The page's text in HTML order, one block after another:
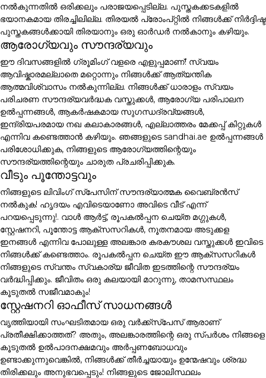
നൽകുന്നതിൽ ഒരിക്കലും പരാജയപ്പെടില്ല. പുസ്തകക്കടകളിൽ
ഭയാനകമായ തിരച്ചിലില്ല. തിരയൽ പ്രോംപ്റ്റിൽ നിങ്ങൾക്ക് നിർദ്ദിഷ്ട
പുസ്തകങ്ങൾക്കായി തിരയാനും ഒരു ഓർഡർ നൽകാനും കഴിയും.
ആരോഗ്യവും സൗന്ദര്യവും
ഈ ദിവസങ്ങളിൽ ഗ്രൂമിംഗ് വളരെ എളുപ്പമാണ്! സ്വയം
ആവിഷ്കാരമല്ലാതെ മറ്റൊന്നും നിങ്ങൾക്ക് ആത്യന്തിക
ആത്മവിശ്വാസം നൽകുന്നില്ല. നിങ്ങൾക്ക് ധാരാളം സ്വയം
പരിചരണ സൗന്ദര്യവർദ്ധക വസ്തുക്കൾ, ആരോഗ്യ പരിപാലന
ഉൽപ്പന്നങ്ങൾ, ആകർഷകമായ സുഗന്ധദ്രവ്യങ്ങൾ,
ഇന്ദ്രിയപരമായ നഖ കലാകാരങ്ങൾ, എല്ലാത്തരം മേക്കപ്പ് കിറ്റുകൾ
എന്നിവ കണ്ടെത്താൻ കഴിയും. ഞങ്ങളുടെ sandhai.ae ഉൽപ്പന്നങ്ങൾ
പരിശോധിക്കുക, നിങ്ങളുടെ ആരോഗ്യത്തിന്റെയും
സൗന്ദര്യത്തിന്റെയും ചാരുത പ്രചരിപ്പിക്കുക.
വീടും പൂന്തോട്ടവും
നിങ്ങളുടെ ലിവിംഗ് സ്പേസിന് സൗന്ദര്യാത്മക വൈബ്രൻസ്
നൽകുക! ഹൃദയം എവിടെയാണോ അവിടെ വീട് എന്ന്
പറയപ്പെടുന്നു!. വാൾ ആർട്ട്, രൂപകൽപ്പന ചെയ്ത മഗ്ഗുകൾ,
സ്റ്റേഷനറി, പൂന്തോട്ട ആക്സസറികൾ, നൂതനമായ അടുക്കള
ഇനങ്ങൾ എന്നിവ പോലുള്ള അലങ്കാര കരകൗശല വസ്തുക്കൾ ഇവിടെ
നിങ്ങൾക്ക് കണ്ടെത്താം. രൂപകൽപ്പന ചെയ്ത ഈ ആക്സസറികൾ
നിങ്ങളുടെ സ്വന്തം സ്വകാര്യ ജീവിത ഇടത്തിന്റെ സൗന്ദര്യം
വർദ്ധിപ്പിക്കും. ജീവിതം ഒരു കലയായി മാറുന്നു, താമസസ്ഥലം
കൂടുതൽ സജീവമാകും!
സ്റ്റേഷനറി ഓഫീസ് സാധനങ്ങൾ
വൃത്തിയായി സംഘടിതമായ ഒരു വർക്ക്സ്പേസ് ആരാണ്
പ്രതീക്ഷിക്കാത്തത്? അതും, അലങ്കാരത്തിന്റെ ഒരു സ്പർശം നിങ്ങളെ
കൂടുതൽ ഉൽപാദനക്ഷമവും അർപ്പണബോധവും
ഉണ്ടാക്കുന്നുവെങ്കിൽ, നിങ്ങൾക്ക് തീർച്ചയായും ഉന്മേഷവും ശ്രദ്ധ
തിരിക്കലും അനുഭവപ്പെടും! നിങ്ങളുടെ ജോലിസ്ഥലം